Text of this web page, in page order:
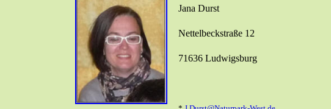
Jana Durst
Nettelbeckstraße 12
71636 Ludwigsburg